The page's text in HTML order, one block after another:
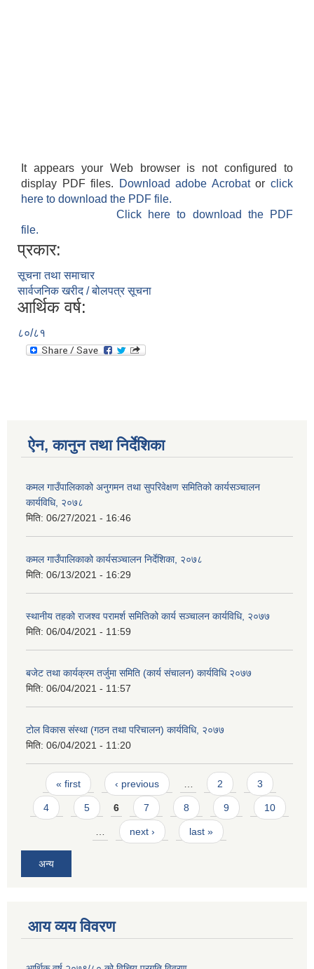
It appears your Web browser is not configured to
display PDF files.
Download adobe Acrobatorclick
here to download the PDF file.
Click here to download the PDF
file.
प्रकार:
सूचना तथा समाचार
सार्वजनिक खरीद / बोलपत्र सूचना
आर्थिक वर्ष:
८०/८१
ऐन, कानुन तथा निर्देशिका
कमल गाउँपालिकाको अनुगमन तथा सुपरिवेक्षण समितिको कार्यसञ्चालन
कार्यविधि, २०७८
मिति: 06/27/2021 - 16:46
कमल गाउँपालिकाको कार्यसञ्‍चालन निर्देशिका, २०७८
मिति: 06/13/2021 - 16:29
स्थानीय तहको राजश्व परामर्श समितिको कार्य सञ्चालन कार्यविधि, २०७७
मिति: 06/04/2021 - 11:59
बजेट तथा कार्यक्रम तर्जुमा समिति (कार्य संचालन) कार्यविधि २०७७
मिति: 06/04/2021 - 11:57
टोल विकास संस्था (गठन तथा परिचालन) कार्यविधि, २०७७
मिति: 06/04/2021 - 11:20
Pages
« first ‹ previous 2 3
4 5 6 7 8 9 10
next › last »
अन्य
आय व्यय विवरण